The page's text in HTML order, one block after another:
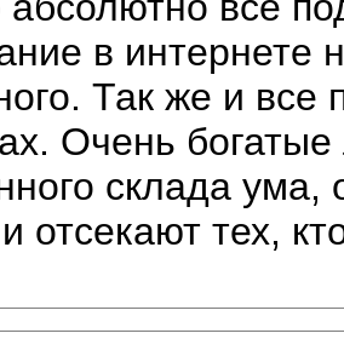
в интернете
Так же и все
Очень
склада ума,
отсекают тех,